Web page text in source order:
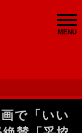
MENU
で「いい